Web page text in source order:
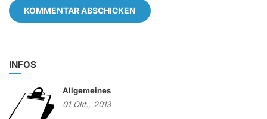
INFOS
Allgemeines
01 Okt., 2013